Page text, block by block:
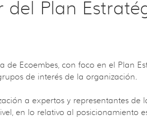
del Plan
de Ecoembes, con foco en el Plan
de interés de la organización.
a expertos y representantes de
en lo relativo al posicionamiento